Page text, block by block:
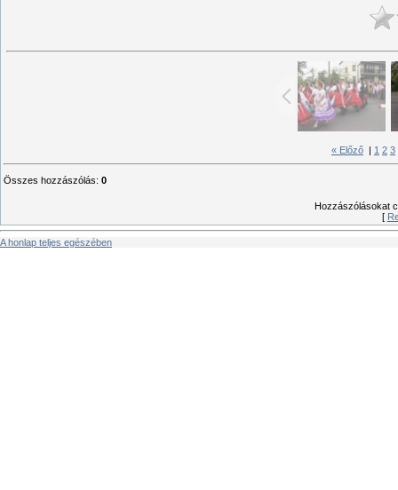
« Előző 1 2 3
Összes hozzászólás: 0
Hozzászólásokat
[
A honlap teljes egészében